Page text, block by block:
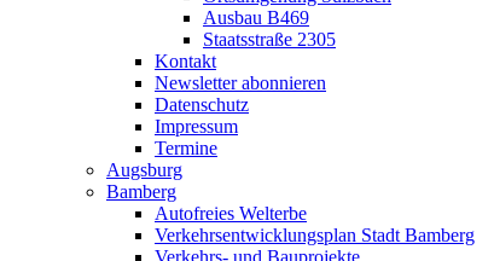
Ausbau B469
Staatsstraße 2305
Kontakt
Newsletter abonnieren
Datenschutz
Impressum
Termine
Augsburg
Bamberg
Autofreies Welterbe
Verkehrsentwicklungsplan Stadt Bamberg
Verkehrs- und Bauprojekte